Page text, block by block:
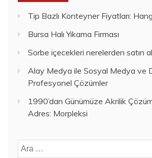
Tip Bazlı Konteyner Fiyatları:
Bursa Halı Yıkama Firması
Sorbe içecekleri nerelerden satın
Alay Medya ile Sosyal Medya ve
Profesyonel Çözümler
1990’dan Günümüze Akrilik
Adres: Morpleksi
Arama: